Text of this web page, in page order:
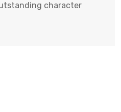
character